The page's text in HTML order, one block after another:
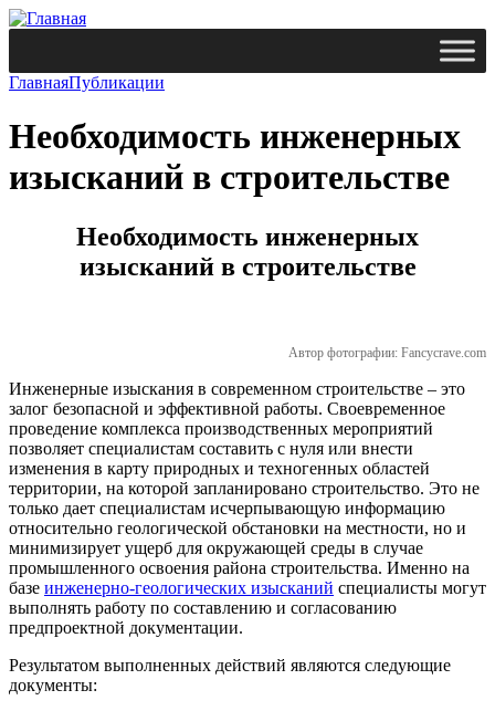
ГлавнаяПубликации
Необходимость инженерных
изысканий в строительстве
Необходимость инженерных
изысканий в строительстве
Автор фотографии: Fancycrave.com
Инженерные изыскания в современном строительстве – это
залог безопасной и эффективной работы. Своевременное
проведение комплекса производственных мероприятий
позволяет специалистам составить с нуля или внести
изменения в карту природных и техногенных областей
территории, на которой запланировано строительство. Это не
только дает специалистам исчерпывающую информацию
относительно геологической обстановки на местности, но и
минимизирует ущерб для окружающей среды в случае
промышленного освоения района строительства. Именно на
базе инженерно-геологических изысканий специалисты могут
выполнять работу по составлению и согласованию
предпроектной документации.
Результатом выполненных действий являются следующие
документы: